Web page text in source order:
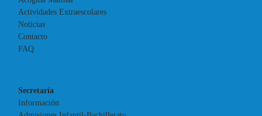
Actividades Extraescolares
Noticias
Contacto
FAQ
Secretaría
Información